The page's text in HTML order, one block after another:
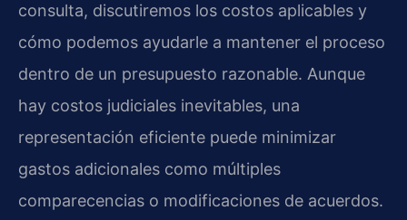
consulta, discutiremos los costos aplicables y
cómo podemos ayudarle a mantener el proceso
dentro de un presupuesto razonable. Aunque
hay costos judiciales inevitables, una
representación eficiente puede minimizar
gastos adicionales como múltiples
comparecencias o modificaciones de acuerdos.